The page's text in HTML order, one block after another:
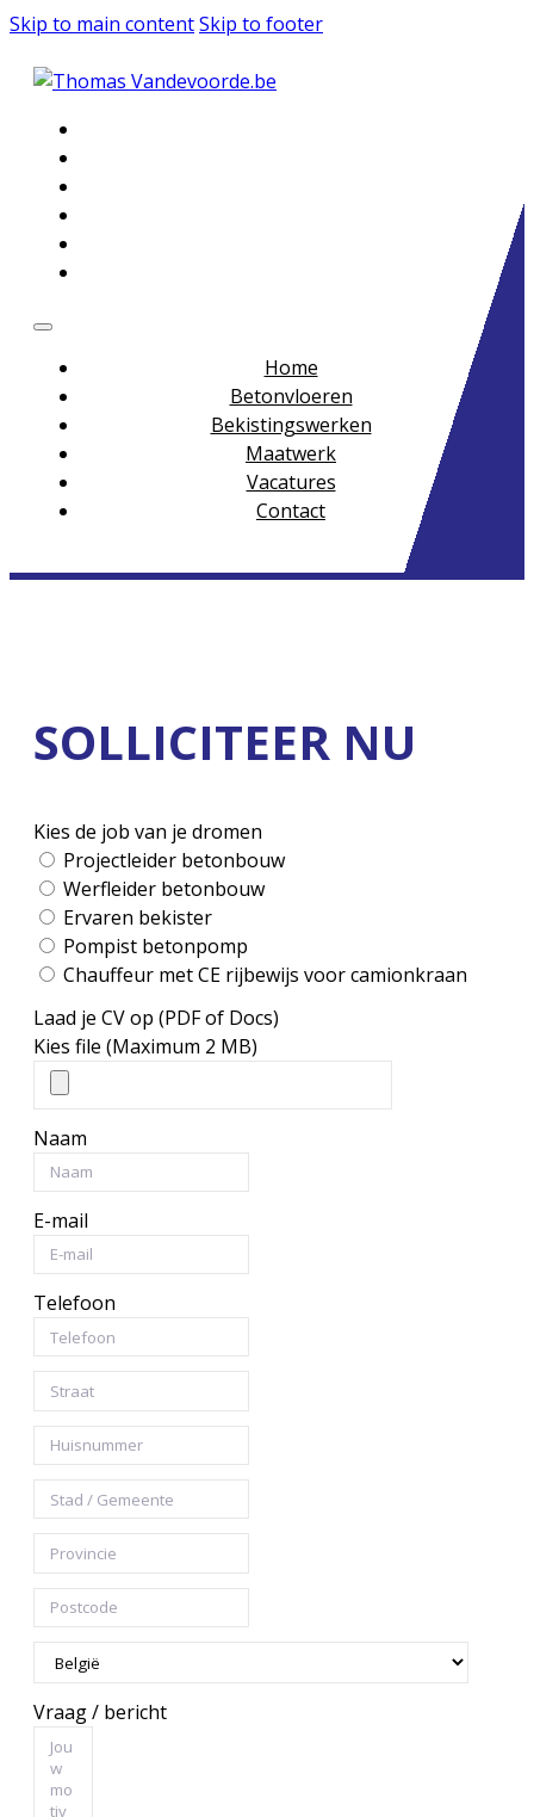
Skip to main contentSkip to footer
Home
Betonvloeren
Bekistingswerken
Maatwerk
Vacatures
Contact
SOLLICITEER NU
Kies de job van je dromen
Projectleider betonbouw
Werfleider betonbouw
Ervaren bekister
Pompist betonpomp
Chauffeur met CE rijbewijs voor camionkraan
Laad je CV op (PDF of Docs)
Kies file (Maximum 2 MB)
Naam
E-mail
Telefoon
Vraag / bericht